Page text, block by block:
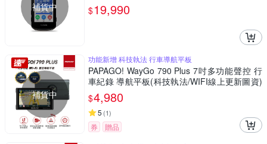
補貨中 $19,990
補貨中
功能新增 科技執法 行車導航平板
PAPAGO! WayGo 790 Plus 7吋多功能聲控 行
車紀錄 導航平板(科技執法/WIFI線上更新圖資)
~急
$4,980
5 (1)
券 贈品